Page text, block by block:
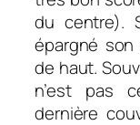
du centre).
épargné son
de haut.
n’est pas
dernière